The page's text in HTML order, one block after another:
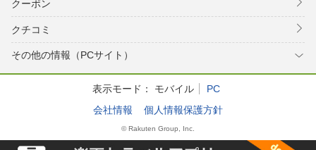
クーポン
クチコミ
その他の情報（PCサイト）
表示モード： モバイル
PC
会社情報
個人情報保護方針
© Rakuten Group, Inc.